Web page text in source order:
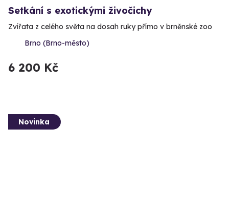
Setkání s exotickými živočichy
Zvířata z celého světa na dosah ruky přímo v brněnské zoo
Brno (Brno-město)
6 200 Kč
Novinka